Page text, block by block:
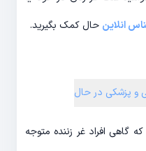
انلاین حال کمک بگیرید.
و پزشکی در حال
گاهی افراد غر زننده متوجه